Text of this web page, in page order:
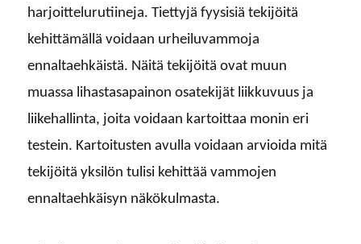
harjoittelurutiineja. Tiettyjä fyysisiä tekijöitä
kehittämällä voidaan urheiluvammoja
ennaltaehkäistä. Näitä tekijöitä ovat muun
muassa lihastasapainon osatekijät liikkuvuus ja
liikehallinta, joita voidaan kartoittaa monin eri
testein. Kartoitusten avulla voidaan arvioida mitä
tekijöitä yksilön tulisi kehittää vammojen
ennaltaehkäisyn näkökulmasta.